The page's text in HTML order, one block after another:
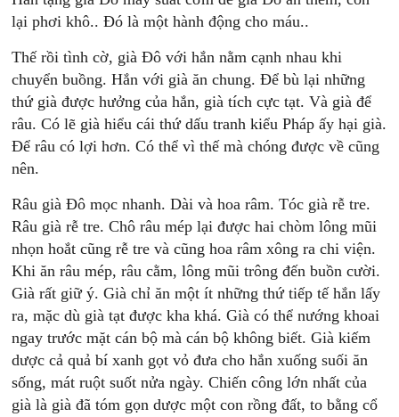
lại phơi khô.. Đó là một hành động cho máu..
Thế rồi tình cờ, già Đô với hắn nằm cạnh nhau khi
chuyển buồng. Hắn với già ăn chung. Để bù lại những
thứ già được hưởng của hắn, già tích cực tạt. Và già để
râu. Có lẽ già hiểu cái thứ dấu tranh kiểu Pháp ấy hại già.
Để râu có lợi hơn. Có thể vì thế mà chóng được về cũng
nên.
Râu già Đô mọc nhanh. Dài và hoa râm. Tóc già rễ tre.
Râu già rễ tre. Chô râu mép lại được hai chòm lông mũi
nhọn hoắt cũng rễ tre và cũng hoa râm xông ra chi viện.
Khi ăn râu mép, râu cằm, lông mũi trông đến buồn cười.
Già rất giữ ý. Già chỉ ăn một ít những thứ tiếp tế hắn lấy
ra, mặc dù già tạt được kha khá. Già có thể nướng khoai
ngay trước mặt cán bộ mà cán bộ không biết. Già kiếm
dược cả quả bí xanh gọt vỏ đưa cho hắn xuống suối ăn
sống, mát ruột suốt nửa ngày. Chiến công lớn nhất của
già là già đã tóm gọn dược một con rồng đất, to bằng cổ